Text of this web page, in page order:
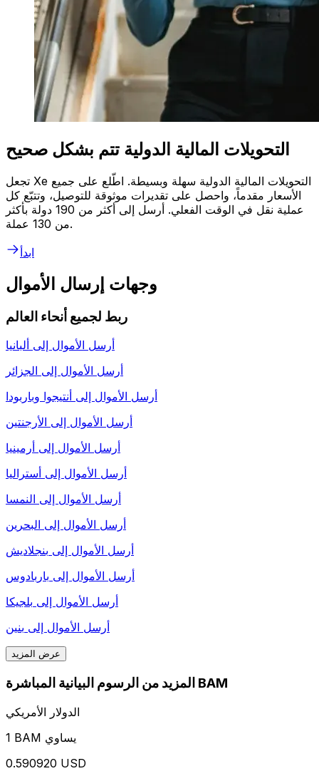
التحويلات المالية الدولية تتم بشكل صحيح
تجعل Xe التحويلات المالية الدولية سهلة وبسيطة. اطّلع على جميع
الأسعار مقدماً، واحصل على تقديرات موثوقة للتوصيل، وتتبّع كل
عملية نقل في الوقت الفعلي. أرسل إلى أكثر من 190 دولة بأكثر
من 130 عملة.
ابدأ
وجهات إرسال الأموال
ربط لجميع أنحاء العالم
أرسل الأموال إلى ألبانيا
أرسل الأموال إلى الجزائر
أرسل الأموال إلى أنتيجوا وباربودا
أرسل الأموال إلى الأرجنتين
أرسل الأموال إلى أرمينيا
أرسل الأموال إلى أستراليا
أرسل الأموال إلى النمسا
أرسل الأموال إلى البحرين
أرسل الأموال إلى بنجلاديش
أرسل الأموال إلى باربادوس
أرسل الأموال إلى بلجيكا
أرسل الأموال إلى بنين
عرض المزيد
المزيد من الرسوم البيانية المباشرة BAM
الدولار الأمريكي
1 BAM يساوي
0.590920 USD